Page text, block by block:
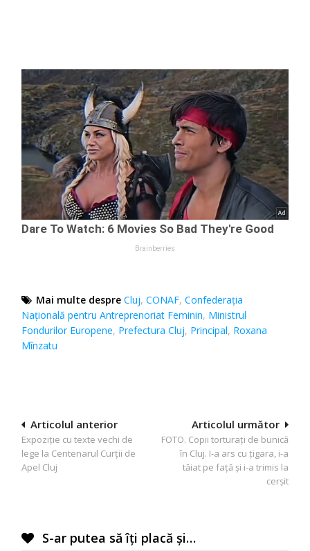
Mai multe despre Cluj,CONAF,Confederaţia
Naţională pentru Antreprenoriat Feminin, Ministrul
Fondurilor Europene, Prefectura Cluj, Principal, Roxana
Mînzatu
Navigare
în
articole
Articolul următor
FOTO. Copii torturaţi de bunică
în Cluj. I-a ars cu ţigara, i-a
tăiat pe faţă şi i-a trimis la
cerşit
Articolul anterior
Expoziție cu texte vechi de
lege la Centenarul Curţii de
Apel Cluj
S-ar putea să îți placă și…